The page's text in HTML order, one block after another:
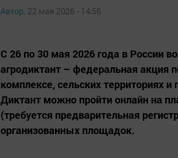
Автор, 22 мая 2026 - 14:56
С 26 по 30 мая 2026 года в России
агродиктант – федеральная акция
комплексе, сельских территориях
Диктант можно пройти онлайн на
(требуется предварительная
организованных площадок.